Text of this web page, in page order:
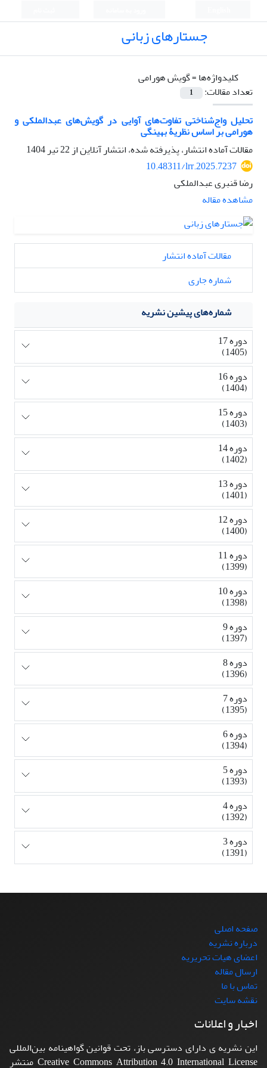
جستارهای زبانی
کلیدواژه‌ها =گویش هورامی
تعداد مقالات:
1
تحلیل واج‌شناختی تفاوت‌های آوایی در گویش‌های عبدالملکی و
هورامی بر اساس نظریۀ بهینگی
مقالات آماده انتشار، پذیرفته شده، انتشار آنلاین از22 تیر 1404
10.48311/lrr.2025.7237
رضا قنبری عبدالملکی
مشاهده مقاله
مقالات آماده انتشار
شماره جاری
شماره‌های پیشین نشریه
دوره 17
(1405)
دوره 16
(1404)
دوره 15
(1403)
دوره 14
(1402)
دوره 13
(1401)
دوره 12
(1400)
دوره 11
(1399)
دوره 10
(1398)
دوره 9
(1397)
دوره 8
(1396)
دوره 7
(1395)
دوره 6
(1394)
دوره 5
(1393)
دوره 4
(1392)
دوره 3
(1391)
صفحه اصلی
درباره نشریه
اعضای هیات تحریریه
ارسال مقاله
تماس با ما
نقشه سایت
اخبار و اعلانات
این نشریه ی دارای دسترسی باز، تحت قوانین گواهینامه بین‌المللی
Creative Commons Attribution 4.0 International License منتشر